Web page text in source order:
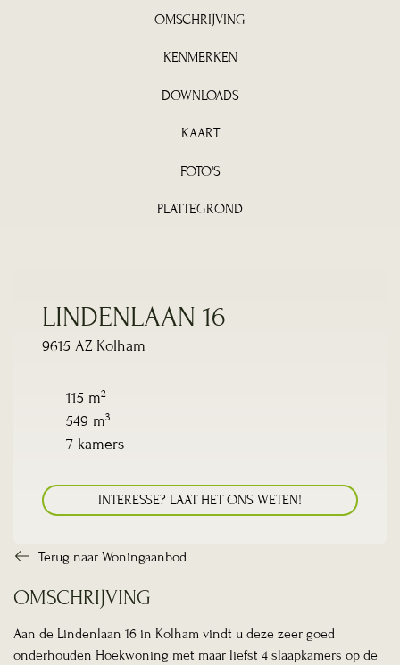
OMSCHRIJVING
KENMERKEN
DOWNLOADS
KAART
FOTO'S
PLATTEGROND
LINDENLAAN 16
9615 AZ Kolham
115 m2
549 m3
7 kamers
INTERESSE? LAAT HET ONS WETEN!
Terug naar Woningaanbod
OMSCHRIJVING
Aan de Lindenlaan 16 in Kolham vindt u deze zeer goed
onderhouden Hoekwoning met maar liefst 4 slaapkamers op de